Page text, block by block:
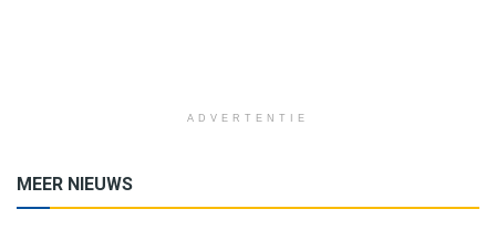
ADVERTENTIE
MEER NIEUWS